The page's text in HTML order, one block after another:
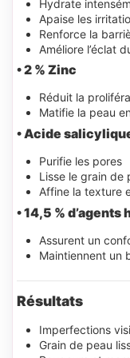
Hydrate
Apaise les
Renforce la
Améliore l’éclat
• 2 % Zinc
Réduit la
Matifie la peau
• Acide
Purifie les pores
Lisse le grain de
Affine la texture
• 14,5 %
Assurent un
Maintiennent un
Résultats
Imperfections
Grain de peau